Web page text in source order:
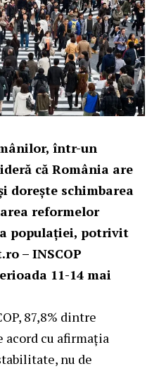
într-un
că România are
dorește schimbarea
reformelor
populației, potrivit
– INSCOP
11-14 mai
87,8% dintre
cu afirmația
nu de